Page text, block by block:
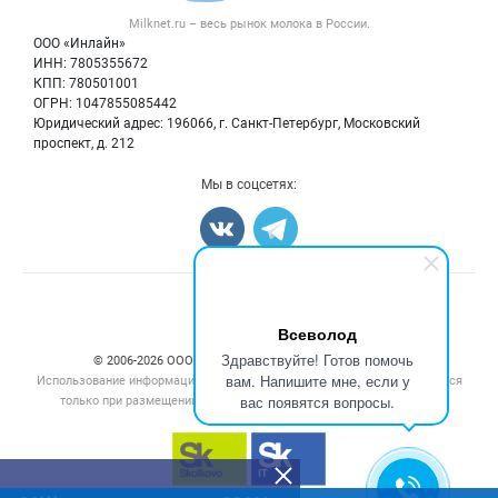
Всеволод
Здравствуйте! Готов помочь
вам. Напишите мне, если у
вас появятся вопросы.
Milknet.ru – весь рынок молокав России.
ООО «Инлайн»
ИНН: 7805355672
КПП: 780501001
ОГРН: 1047855085442
Юридический адрес: 196066, г. Санкт-Петербург, Московский
проспект, д. 212
Политика обработки персональных данных
Оборудование
Мы в соцсетях:
© 2006‑2026 ООО “Инлайн”. 12+ Все права защищены.
Использование информации, размещенной на данном сайте, допускается
только при размещении активной гиперссылки на сайтmilknet.ru